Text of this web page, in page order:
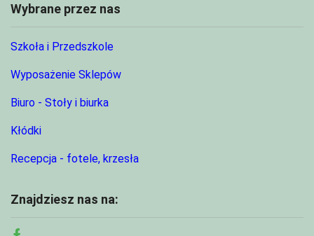
Wybrane przez nas
Szkoła i Przedszkole
Wyposażenie Sklepów
Biuro - Stoły i biurka
Kłódki
Recepcja - fotele, krzesła
Znajdziesz nas na: